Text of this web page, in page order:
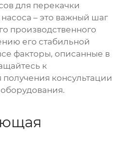
для перекачки
– это важный шаг
производственного
его стабильной
факторы, описанные в
к
консультации